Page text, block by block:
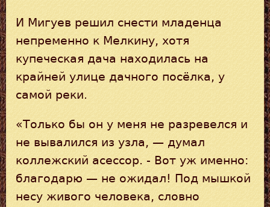
И Мигуев решил снести младенца
непременно к Мелкину, хотя
купеческая дача находилась на
крайней улице дачного посёлка, у
самой реки.
«Только бы он у меня не разревелся и
не вывалился из узла, — думал
коллежский асессор. - Вот уж именно:
благодарю — не ожидал! Под мышкой
несу живого человека, словно